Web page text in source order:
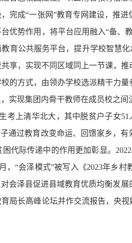
完成“一张网”教育专网建设，推
优势作用，将平台应用融入“备
育公共服务平台，提升学校智慧
享，实现不同区域同上一节课，
的方式，由领办学校选派精干力
实现集团内骨干教师在成员校之间
考上清华北大，其中脱贫户子女
通过教育改变命运、回馈家乡，
代际传递中的作用更加彰显。
，“会泽模式”被写入《2023年乡
会泽县促进县域教育优质均衡发
局长高峰论坛并作交流报告，央